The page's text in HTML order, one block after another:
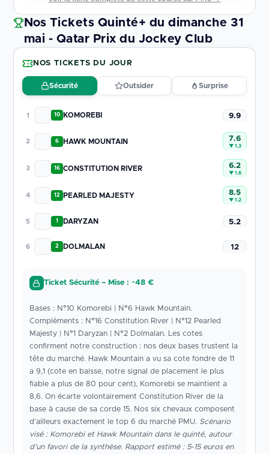
Nos Tickets Quinté+ du dimanche 31
mai - Qatar Prix du Jockey Club
NOS TICKETS DU JOUR
Sécurité Outsider Surprise
1 10 KOMOREBI 9.9
2 6 HAWK MOUNTAIN 7.6
▼ 1.3
3 16 CONSTITUTION RIVER 6.2
▼ 1.6
4 12 PEARLED MAJESTY 8.5
▼ 1.2
5 1 DARYZAN 5.2
6 2 DOLMALAN 12
Ticket Sécurité – Mise : ~48 €
Bases : N°10 Komorebi | N°6 Hawk Mountain.
Compléments : N°16 Constitution River | N°12 Pearled
Majesty | N°1 Daryzan | N°2 Dolmalan. Les cotes
confirment notre construction : nos deux bases trustent la
tête du marché. Hawk Mountain a vu sa cote fondre de 11
a 9,1 (cote en baisse, notre signal de placement le plus
fiable a plus de 80 pour cent), Komorebi se maintient a
8,6. On écarte volontairement Constitution River de la
base à cause de sa corde 15. Nos six chevaux composent
d’ailleurs exactement le top 6 du marché PMU. Scénario
visé : Komorebi et Hawk Mountain dans le quinté, autour
d’un favori de la synthèse. Rapport estimé : 5-15 euros en